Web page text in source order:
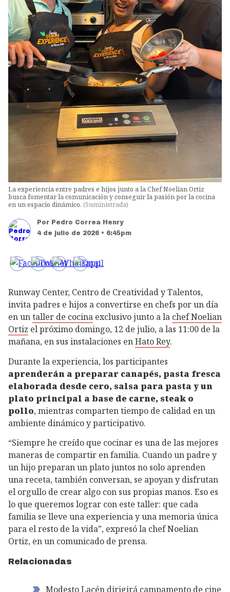
La experiencia entre padres e hijos junto a la Chef Noelian Ortiz
busca fomentar la comunicación y conseguir la pasión por la cocina
en un espacio dinámico. (Suministrada)
Por Pedro Correa Henry
4 de julio de 2026 • 6:45pm
Runway Center, Centro de Creatividad y Talentos,
invita padres e hijos a convertirse en chefs por un día
en untaller de cocina exclusivo junto a la chef Noelian
Ortiz el próximo domingo, 12 de julio, a las 11:00 de la
mañana, en sus instalaciones enHato Rey.
Durante la experiencia, los participantes
aprenderán a preparar canapés, pasta fresca
elaborada desde cero, salsa para pasta y un
plato principal a base de carne, steak o
pollo, mientras comparten tiempo de calidad en un
ambiente dinámico y participativo.
“Siempre he creído que cocinar es una de las mejores
maneras de compartir en familia. Cuando un padre y
un hijo preparan un plato juntos no solo aprenden
una receta, también conversan, se apoyan y disfrutan
el orgullo de crear algo con sus propias manos. Eso es
lo que queremos lograr con este taller: que cada
familia se lleve una experiencia y una memoria única
para el resto de la vida”, expresó la chef Noelian
Ortiz, en un comunicado de prensa.
Relacionadas
Modesto Lacén dirigirá campamento de cine